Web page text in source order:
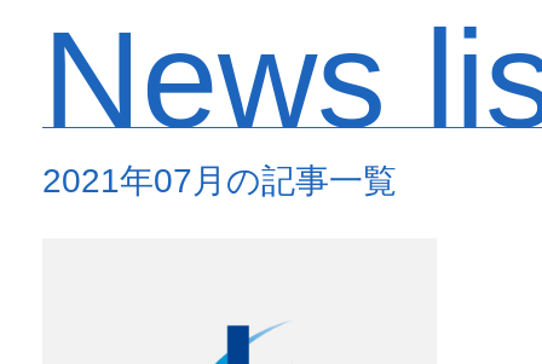
News
2021年07月の記事一覧